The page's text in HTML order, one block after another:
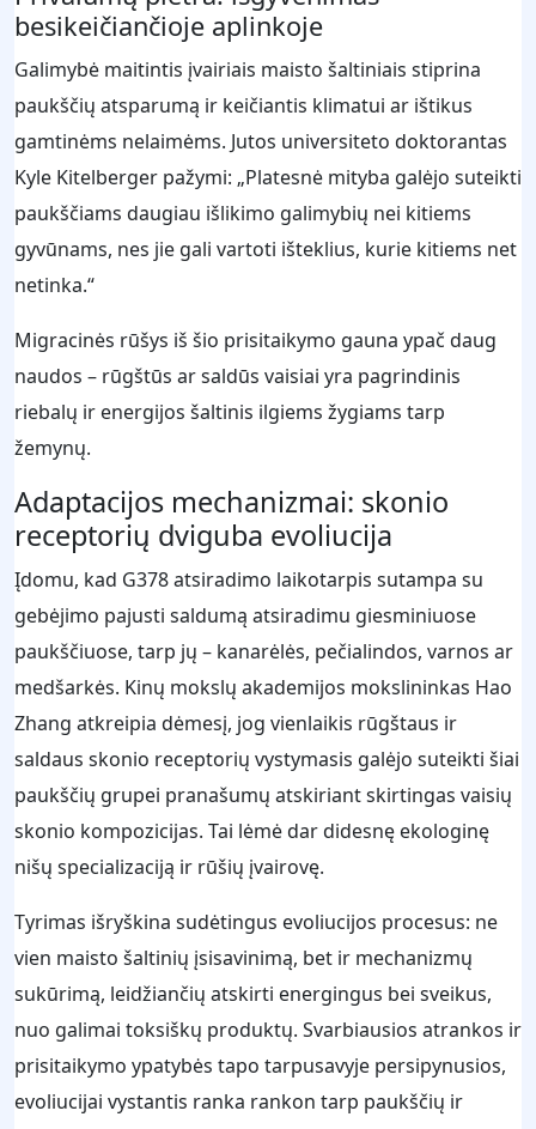
besikeičiančioje aplinkoje
Galimybė maitintis įvairiais maisto šaltiniais stiprina
paukščių atsparumą ir keičiantis klimatui ar ištikus
gamtinėms nelaimėms. Jutos universiteto doktorantas
Kyle Kitelberger pažymi: „Platesnė mityba galėjo suteikti
paukščiams daugiau išlikimo galimybių nei kitiems
gyvūnams, nes jie gali vartoti išteklius, kurie kitiems net
netinka.“
Migracinės rūšys iš šio prisitaikymo gauna ypač daug
naudos – rūgštūs ar saldūs vaisiai yra pagrindinis
riebalų ir energijos šaltinis ilgiems žygiams tarp
žemynų.
Adaptacijos mechanizmai: skonio
receptorių dviguba evoliucija
Įdomu, kad G378 atsiradimo laikotarpis sutampa su
gebėjimo pajusti saldumą atsiradimu giesminiuose
paukščiuose, tarp jų – kanarėlės, pečialindos, varnos ar
medšarkės. Kinų mokslų akademijos mokslininkas Hao
Zhang atkreipia dėmesį, jog vienlaikis rūgštaus ir
saldaus skonio receptorių vystymasis galėjo suteikti šiai
paukščių grupei pranašumų atskiriant skirtingas vaisių
skonio kompozicijas. Tai lėmė dar didesnę ekologinę
nišų specializaciją ir rūšių įvairovę.
Tyrimas išryškina sudėtingus evoliucijos procesus: ne
vien maisto šaltinių įsisavinimą, bet ir mechanizmų
sukūrimą, leidžiančių atskirti energingus bei sveikus,
nuo galimai toksiškų produktų. Svarbiausios atrankos ir
prisitaikymo ypatybės tapo tarpusavyje persipynusios,
evoliucijai vystantis ranka rankon tarp paukščių ir